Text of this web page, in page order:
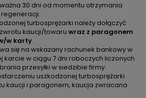
30 dni od momentu otrzymania
turbosprężarki należy dołączyć
kaucji/towaru wraz z paragonem
w karty.
się na wskazany rachunek bankowy w
karcie w ciągu 7 dni roboczych liczonych
przesyłki w siedzibie firmy.
uszkodzonej turbosprężarki
kaucji i paragonem, kaucja zwracana